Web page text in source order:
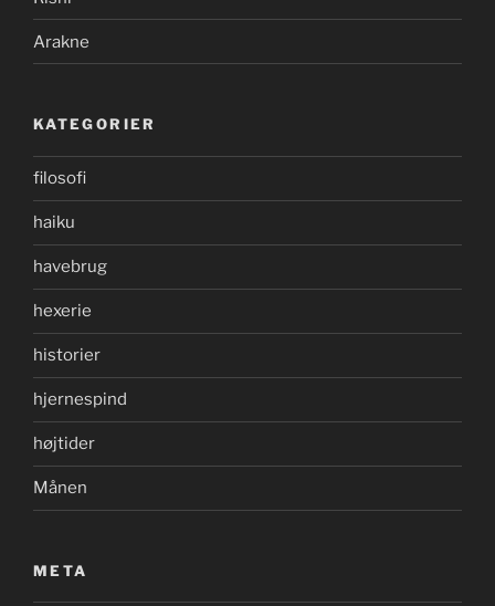
Arakne
KATEGORIER
filosofi
haiku
havebrug
hexerie
historier
hjernespind
højtider
Månen
META